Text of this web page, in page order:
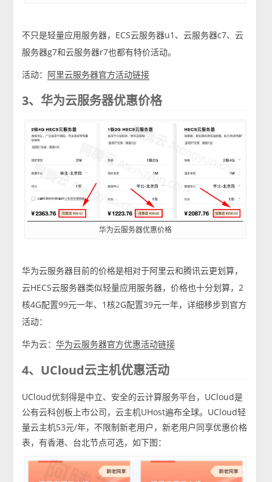
不只是轻量应用服务器，ECS云服务器u1、云服务器c7、云
服务器g7和云服务器r7也都有特价活动。
活动：
阿里云服务器官方活动链接
3、华为云服务器优惠价格
华为云服务器优惠价格
华为云服务器目前的价格是相对于阿里云和腾讯云更划算，
云HECS云服务器类似轻量应用服务器，价格也十分划算，2
核4G配置99元一年、1核2G配置39元一年，详细移步到官方
活动：
华为云：华为云服务器官方优惠活动链接
4、UCloud云主机优惠活动
UCloud优刻得是中立、安全的云计算服务平台，UCloud是
公有云科创板上市公司，云主机UHost遍布全球。UCloud轻
量云主机53元/年，不限制新老用户，新老用户同享优惠价格
表，有香港、台北节点可选，如下图：